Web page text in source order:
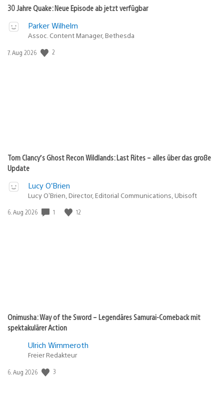
30 Jahre Quake: Neue Episode ab jetzt verfügbar
Parker Wilhelm
Assoc. Content Manager, Bethesda
Veröffentlichungsdatum:
7. Aug 2026 2
Tom Clancy’s Ghost Recon Wildlands: Last Rites – alles über das große
Update
Lucy O’Brien
Lucy O’Brien, Director, Editorial Communications, Ubisoft
Veröffentlichungsdatum:
6. Aug 2026 1 12
Onimusha: Way of the Sword – Legendäres Samurai-Comeback mit
spektakulärer Action
Ulrich Wimmeroth
Freier Redakteur
Veröffentlichungsdatum:
6. Aug 2026 3